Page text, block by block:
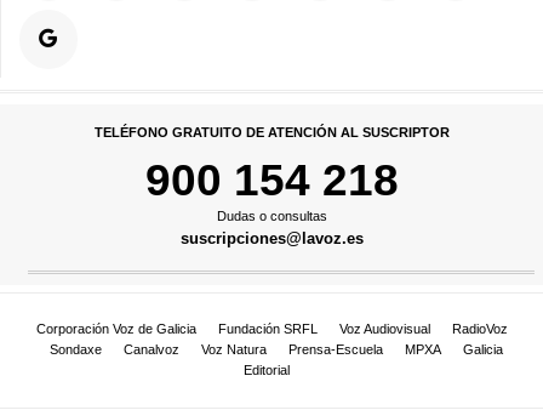
TELÉFONO GRATUITO DE ATENCIÓN AL SUSCRIPTOR
900 154 218
Dudas o consultas
suscripciones@lavoz.es
Corporación Voz de Galicia Fundación SRFL Voz Audiovisual
RadioVoz
Sondaxe
Canalvoz Voz Natura Prensa-Escuela MPXA
Galicia
Editorial